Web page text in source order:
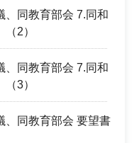
、同教育部会 7.同和
2）
、同教育部会 7.同和
3）
、同教育部会 要望書